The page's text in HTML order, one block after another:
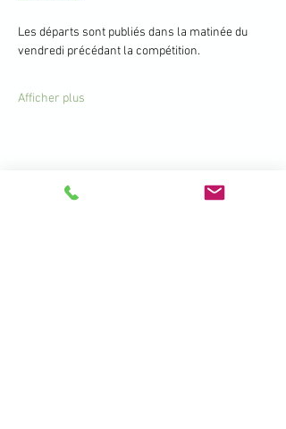
Les départs sont publiés dans la matinée du
vendredi précédant la compétition.
Afficher plus
Partager cet événement